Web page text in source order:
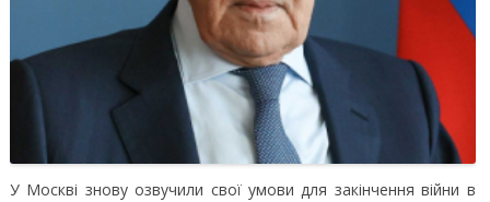
У Москві знову озвучили свої умови для закінчення війни в